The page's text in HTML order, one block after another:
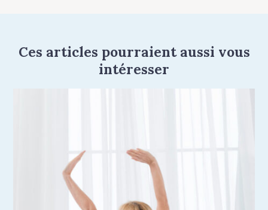
Ces articles pourraient aussi vous
intéresser